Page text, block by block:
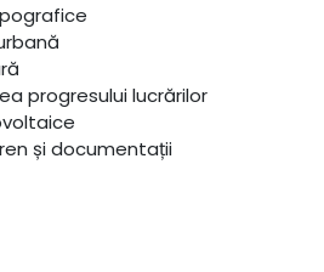
progresului lucrărilor
și documentații